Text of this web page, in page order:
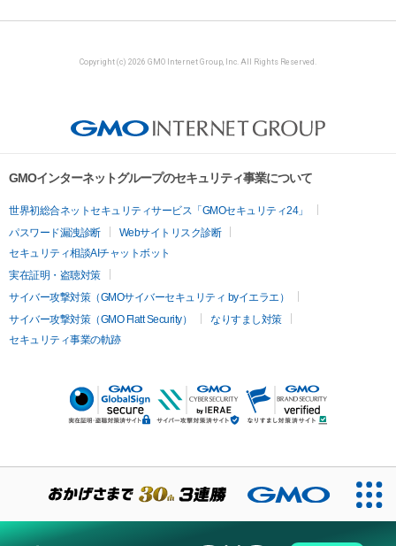
Copyright (c) 2026 GMO Internet Group, Inc. All Rights Reserved.
GMOインターネットグループのセキュリティ事業について
世界初総合ネットセキュリティサービス「GMOセキュリティ24」
パスワード漏洩診断
Webサイトリスク診断
セキュリティ相談AIチャットボット
実在証明・盗聴対策
サイバー攻撃対策（GMOサイバーセキュリティ byイエラエ）
サイバー攻撃対策（GMO Flatt Security）
なりすまし対策
セキュリティ事業の軌跡